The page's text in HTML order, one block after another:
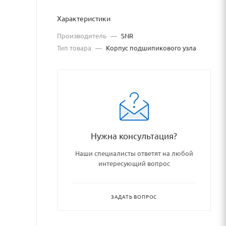
Характеристики
Производитель — SNR
Тип товара — Корпус подшипикового узла
Нужна консультация?
Наши специалисты ответят на любой
интересующий вопрос
ЗАДАТЬ ВОПРОС